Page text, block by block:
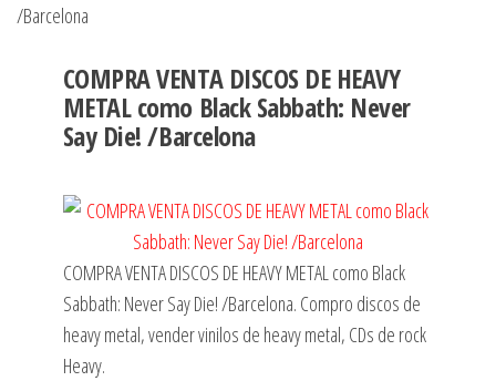
/Barcelona
COMPRA VENTA DISCOS DE HEAVY
METAL como Black Sabbath: Never
Say Die! /Barcelona
COMPRA VENTA DISCOS DE HEAVY METAL como Black
Sabbath: Never Say Die! /Barcelona. Compro discos de
heavy metal, vender vinilos de heavy metal, CDs de rock
Heavy.